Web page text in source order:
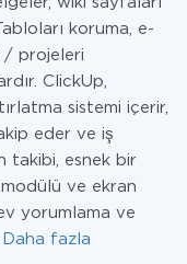
koruma, e-
/ projeleri
ClickUp,
sistemi içerir,
eder ve iş
takibi, esnek bir
ve ekran
yorumlama ve
Daha fazla